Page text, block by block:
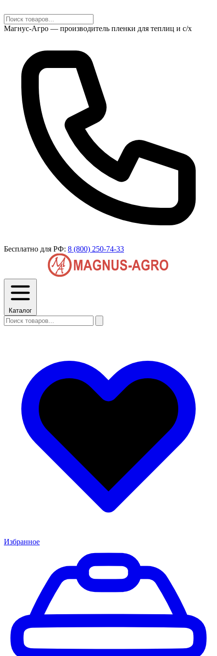
Магнус-Агро — производитель пленки для теплиц и с/х
Бесплатно для РФ: 8 (800) 250-74-33
Каталог
Избранное